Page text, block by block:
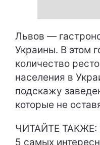
Львов —
Украины. В этом
количество
населения в
подскажу
которые не
ЧИТАЙТЕ ТАКЖЕ:
5 самых